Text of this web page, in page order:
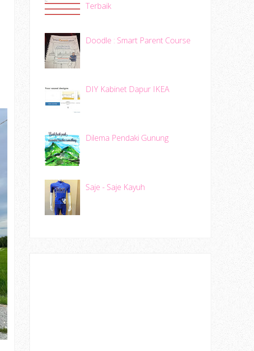
Terbaik
Doodle : Smart Parent Course
DIY Kabinet Dapur IKEA
Dilema Pendaki Gunung
Saje - Saje Kayuh